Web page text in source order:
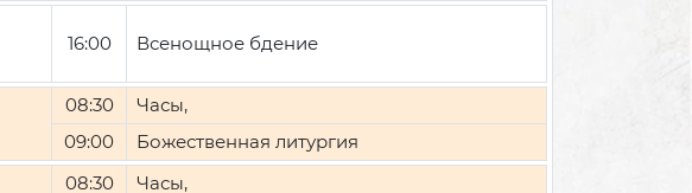
16:00 Всенощное бдение
08:30
Часы,
09:00
Божественная литургия
08:30 Часы,